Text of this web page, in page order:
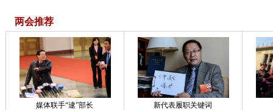
两会推荐
媒体联手“逮”部长 新代表履职关键词